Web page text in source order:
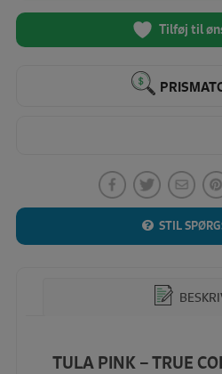
Tilføj til
STIL
TULA PINK – TRUE